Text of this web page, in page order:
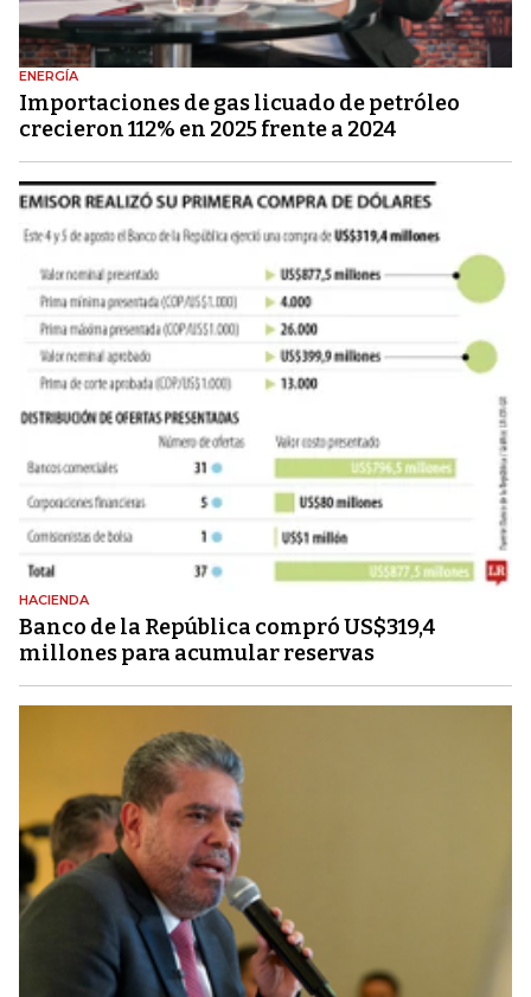
ENERGÍA
Importaciones de gas licuado de petróleo
crecieron 112% en 2025 frente a 2024
HACIENDA
Banco de la República compró US$319,4
millones para acumular reservas